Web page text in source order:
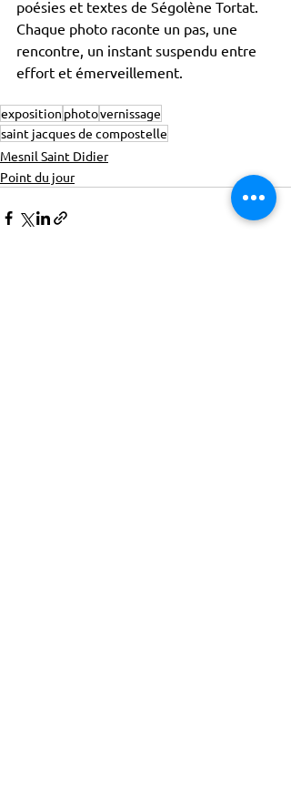
poésies et textes de Ségolène Tortat.
Chaque photo raconte un pas, une
rencontre, un instant suspendu entre
effort et émerveillement.
exposition photovernissage
saint jacques de compostelle
Mesnil Saint Didier
Point du jour